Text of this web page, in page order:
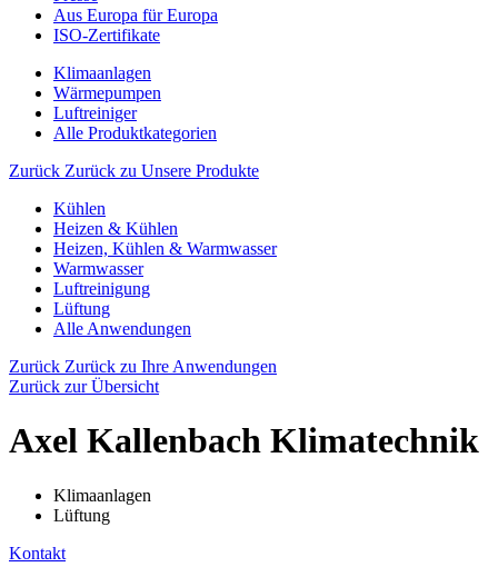
Aus Europa für Europa
ISO-Zertifikate
Klimaanlagen
Wärmepumpen
Luftreiniger
Alle Produktkategorien
Zurück Zurück zu Unsere Produkte
Kühlen
Heizen & Kühlen
Heizen, Kühlen & Warmwasser
Warmwasser
Luftreinigung
Lüftung
Alle Anwendungen
Zurück Zurück zu Ihre Anwendungen
Zurück zur Übersicht
Axel Kallenbach Klimatechnik
Klimaanlagen
Lüftung
Kontakt